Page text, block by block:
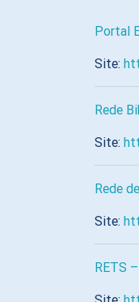
Portal
Site:
Rede
Site:
Rede
Site:
RETS